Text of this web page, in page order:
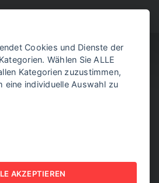
eingestellt
UM
Cookies und Dienste der
Wählen Sie ALLE
Kategorien zuzustimmen,
eine individuelle Auswahl zu
AKZEPTIEREN